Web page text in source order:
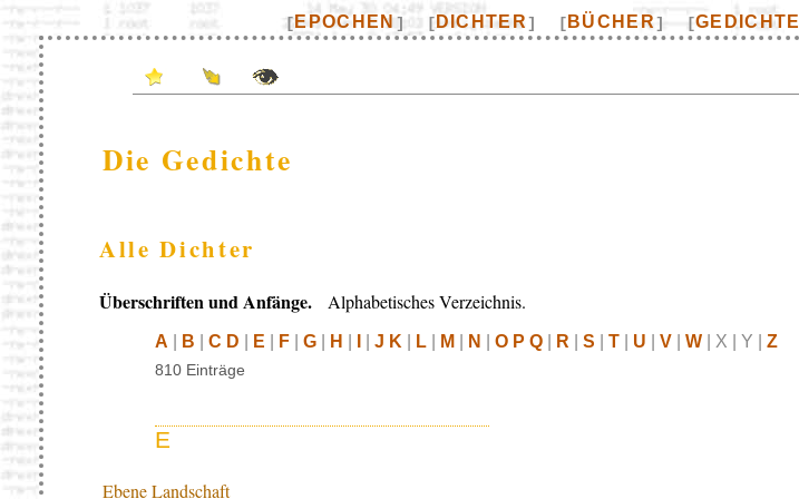
[ EPOCHEN ] [ DICHTER] [ BÜCHER] [GEDICHTE
Die Gedichte
Alle Dichter
Überschriften und Anfänge. Alphabetisches Verzeichnis.
A B C D E F G H J K L M N O P Q R S T U V W | X | Y | Z
810 Einträge
E
Ebene Landschaft